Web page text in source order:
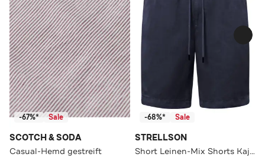
-67%* Sale
SCOTCH & SODA
Casual-Hemd gestreift
-68%* Sale
STRELLSON
Short Leinen-Mix Shorts Kaji, hellbraun navy Straight